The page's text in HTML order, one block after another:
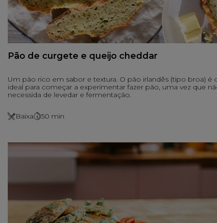
Pão de curgete e queijo cheddar
Um pão rico em sabor e textura. O pão irlandês (tipo broa) é
ideal para começar a experimentar fazer pão, uma vez que
necessida de levedar e fermentação.
Baixa 50 min